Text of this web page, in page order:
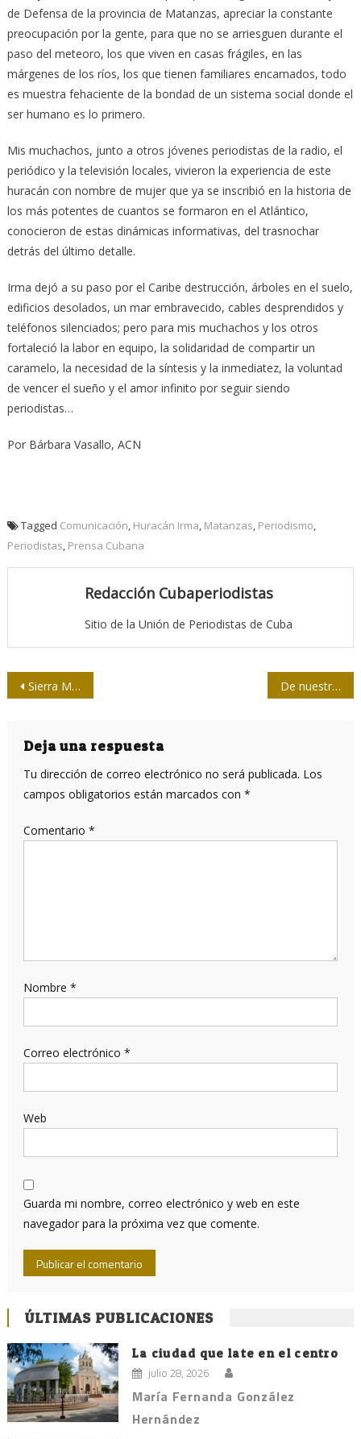
de Defensa de la provincia de Matanzas, apreciar la constante
preocupación por la gente, para que no se arriesguen durante el
paso del meteoro, los que viven en casas frágiles, en las
márgenes de los ríos, los que tienen familiares encamados, todo
es muestra fehaciente de la bondad de un sistema social donde el
ser humano es lo primero.
Mis muchachos, junto a otros jóvenes periodistas de la radio, el
periódico y la televisión locales, vivieron la experiencia de este
huracán con nombre de mujer que ya se inscribió en la historia de
los más potentes de cuantos se formaron en el Atlántico,
conocieron de estas dinámicas informativas, del trasnochar
detrás del último detalle.
Irma dejó a su paso por el Caribe destrucción, árboles en el suelo,
edificios desolados, un mar embravecido, cables desprendidos y
teléfonos silenciados; pero para mis muchachos y los otros
fortaleció la labor en equipo, la solidaridad de compartir un
caramelo, la necesidad de la síntesis y la inmediatez, la voluntad
de vencer el sueño y el amor infinito por seguir siendo
periodistas…
Por Bárbara Vasallo, ACN
Tagged Comunicación, Huracán Irma, Matanzas, Periodismo,
Periodistas, Prensa Cubana
Redacción Cubaperiodistas
Sitio de la Unión de Periodistas de Cuba
Navegación
entradas
Sierra Maestra 60 / Dirigir es un reto y un orgullo De nuestra prensa / Letras vulgares y otros demonios
Deja una respuesta
Tu dirección de correo electrónico no será publicada. Los
campos obligatorios están marcados con *
Comentario *
Nombre *
Correo electrónico *
Web
Guarda mi nombre, correo electrónico y web en este
navegador para la próxima vez que comente.
ÚLTIMAS PUBLICACIONES
La ciudad que late en el centro
julio 28, 2026
María Fernanda González
Hernández